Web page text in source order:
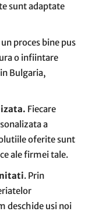
sunt adaptate
proces bine pus
o infiintare
Bulgaria,
Fiecare
a
oferite sunt
ale firmei tale.
. Prin
deschide usi noi